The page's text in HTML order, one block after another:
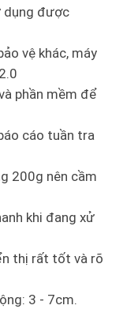
dụng được
vệ khác, máy
phần mềm để
cáo tuần tra
200g nên cầm
khi đang xử
thị rất tốt và rõ
3 - 7cm.